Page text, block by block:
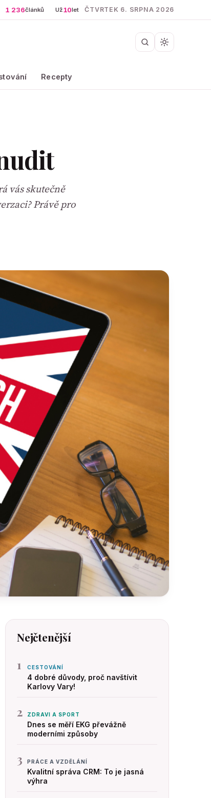
1 236článků Už10let ČTVRTEK 6. SRPNA 2026
Recepty
vás skutečně
Právě pro
Nejčtenější
1 CESTOVÁNÍ
4 dobré důvody, proč navštívit
Karlovy Vary!
2 ZDRAVI A SPORT
Dnes se měří EKG převážně
moderními způsoby
3 PRÁCE A VZDĚLÁNÍ
Kvalitní správa CRM: To je jasná
výhra